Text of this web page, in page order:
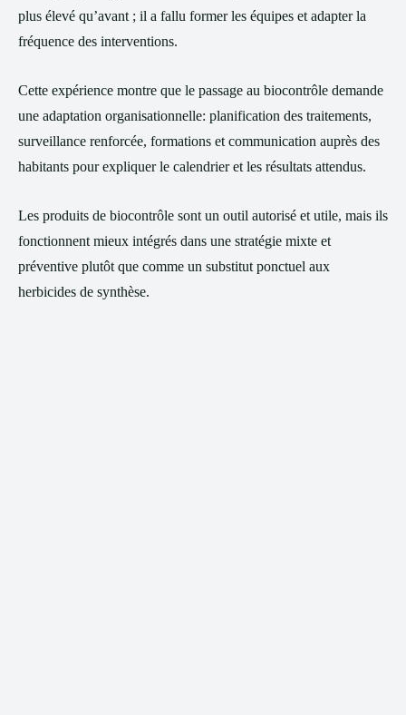
plus élevé qu’avant ; il a fallu former les équipes et adapter la
fréquence des interventions.
Cette expérience montre que le passage au biocontrôle demande
une adaptation organisationnelle: planification des traitements,
surveillance renforcée, formations et communication auprès des
habitants pour expliquer le calendrier et les résultats attendus.
Les produits de biocontrôle sont un outil autorisé et utile, mais ils
fonctionnent mieux intégrés dans une stratégie mixte et
préventive plutôt que comme un substitut ponctuel aux
herbicides de synthèse.